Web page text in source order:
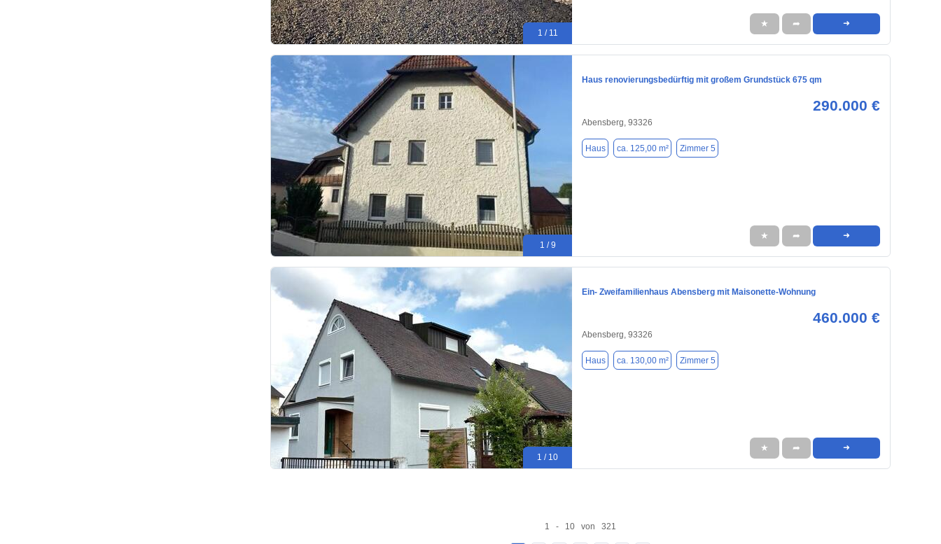
1 / 11
★ ➦ ➜
1 / 9
Haus renovierungsbedürftig mit großem Grundstück 675 qm
290.000 €
Abensberg, 93326
Haus ca. 125,00 m² Zimmer 5
★ ➦ ➜
1 / 10
Ein- Zweifamilienhaus Abensberg mit Maisonette-Wohnung
460.000 €
Abensberg, 93326
Haus ca. 130,00 m² Zimmer 5
★ ➦ ➜
1 - 10 von 321